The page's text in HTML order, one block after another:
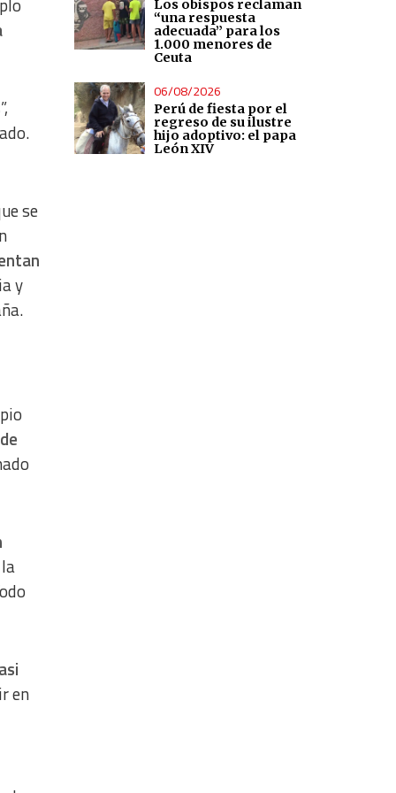
”,
se
y
en
Los obispos reclaman
“una respuesta
adecuada” para los
1.000 menores de
Ceuta
06/08/2026
Perú de fiesta por el
regreso de su ilustre
hijo adoptivo: el papa
León XIV